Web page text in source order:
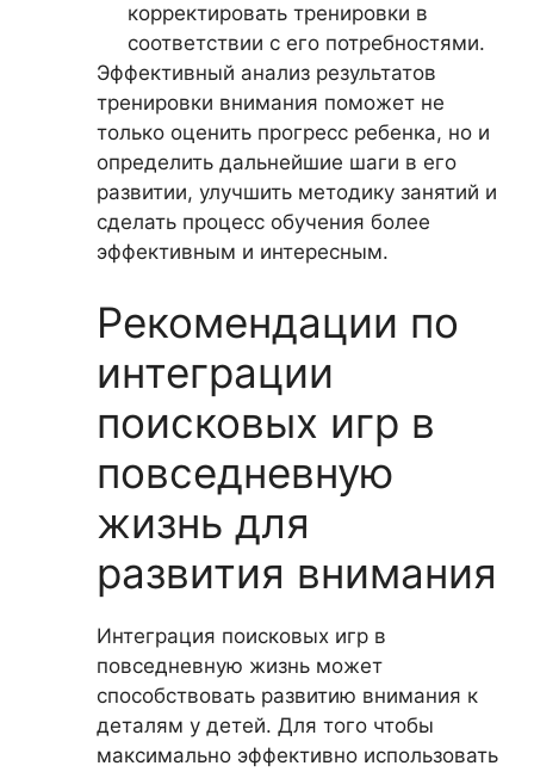
корректировать тренировки в
соответствии с его потребностями.
Эффективный анализ результатов
тренировки внимания поможет не
только оценить прогресс ребенка, но и
определить дальнейшие шаги в его
развитии, улучшить методику занятий и
сделать процесс обучения более
эффективным и интересным.
Рекомендации по
интеграции
поисковых игр в
повседневную
жизнь для
развития внимания
Интеграция поисковых игр в
повседневную жизнь может
способствовать развитию внимания к
деталям у детей. Для того чтобы
максимально эффективно использовать